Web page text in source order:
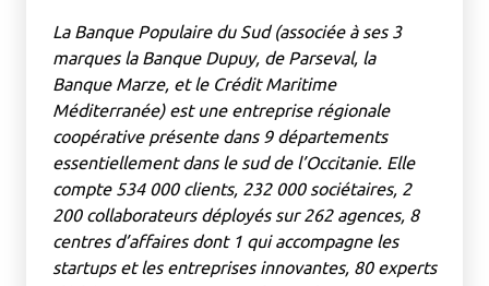
La Banque Populaire du Sud (associée à ses 3
marques la Banque Dupuy, de Parseval, la
Banque Marze, et le Crédit Maritime
Méditerranée) est une entreprise régionale
coopérative présente dans 9 départements
essentiellement dans le sud de l’Occitanie. Elle
compte 534 000 clients, 232 000 sociétaires, 2
200 collaborateurs déployés sur 262 agences, 8
centres d’affaires dont 1 qui accompagne les
startups et les entreprises innovantes, 80 experts